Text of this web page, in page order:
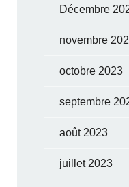
Décembre
novembre
octobre 2023
septembre
août 2023
juillet 2023